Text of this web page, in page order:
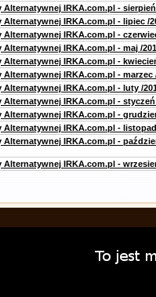
IRKA.com.pl - sierpień
IRKA.com.pl - lipiec /
IRKA.com.pl -
IRKA.com.pl - maj /
IRKA.com.pl -
IRKA.com.pl - marzec
IRKA.com.pl - luty /
IRKA.com.pl - styczeń
IRKA.com.pl -
IRKA.com.pl - listopad
IRKA.com.pl -
IRKA.com.pl -